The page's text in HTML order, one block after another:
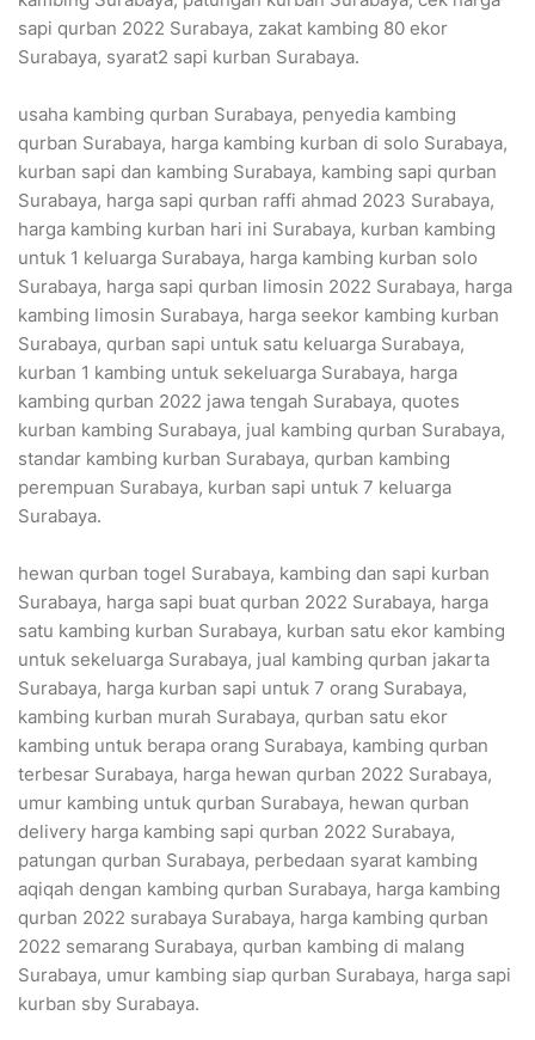
sapi qurban 2022 Surabaya, zakat kambing 80 ekor
Surabaya, syarat2 sapi kurban Surabaya.
usaha kambing qurban Surabaya, penyedia kambing
qurban Surabaya, harga kambing kurban di solo Surabaya,
kurban sapi dan kambing Surabaya, kambing sapi qurban
Surabaya, harga sapi qurban raffi ahmad 2023 Surabaya,
harga kambing kurban hari ini Surabaya, kurban kambing
untuk 1 keluarga Surabaya, harga kambing kurban solo
Surabaya, harga sapi qurban limosin 2022 Surabaya, harga
kambing limosin Surabaya, harga seekor kambing kurban
Surabaya, qurban sapi untuk satu keluarga Surabaya,
kurban 1 kambing untuk sekeluarga Surabaya, harga
kambing qurban 2022 jawa tengah Surabaya, quotes
kurban kambing Surabaya, jual kambing qurban Surabaya,
standar kambing kurban Surabaya, qurban kambing
perempuan Surabaya, kurban sapi untuk 7 keluarga
Surabaya.
hewan qurban togel Surabaya, kambing dan sapi kurban
Surabaya, harga sapi buat qurban 2022 Surabaya, harga
satu kambing kurban Surabaya, kurban satu ekor kambing
untuk sekeluarga Surabaya, jual kambing qurban jakarta
Surabaya, harga kurban sapi untuk 7 orang Surabaya,
kambing kurban murah Surabaya, qurban satu ekor
kambing untuk berapa orang Surabaya, kambing qurban
terbesar Surabaya, harga hewan qurban 2022 Surabaya,
umur kambing untuk qurban Surabaya, hewan qurban
delivery harga kambing sapi qurban 2022 Surabaya,
patungan qurban Surabaya, perbedaan syarat kambing
aqiqah dengan kambing qurban Surabaya, harga kambing
qurban 2022 surabaya Surabaya, harga kambing qurban
2022 semarang Surabaya, qurban kambing di malang
Surabaya, umur kambing siap qurban Surabaya, harga sapi
kurban sby Surabaya.